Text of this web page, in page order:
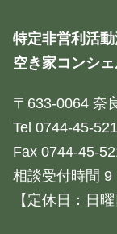
特定非営利活
空き家コンシ
〒633-0064 奈
Tel 0744-45-
Fax 0744-45-
相談受付時間 9
【定休日：日